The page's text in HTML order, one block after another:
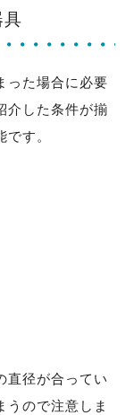
具
った場合に必要
介した条件が揃
す。
直径が合ってい
うので注意しま